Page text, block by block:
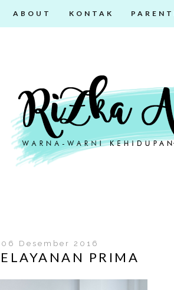
ABOUT KONTAK
Desember 2016
PRIMA